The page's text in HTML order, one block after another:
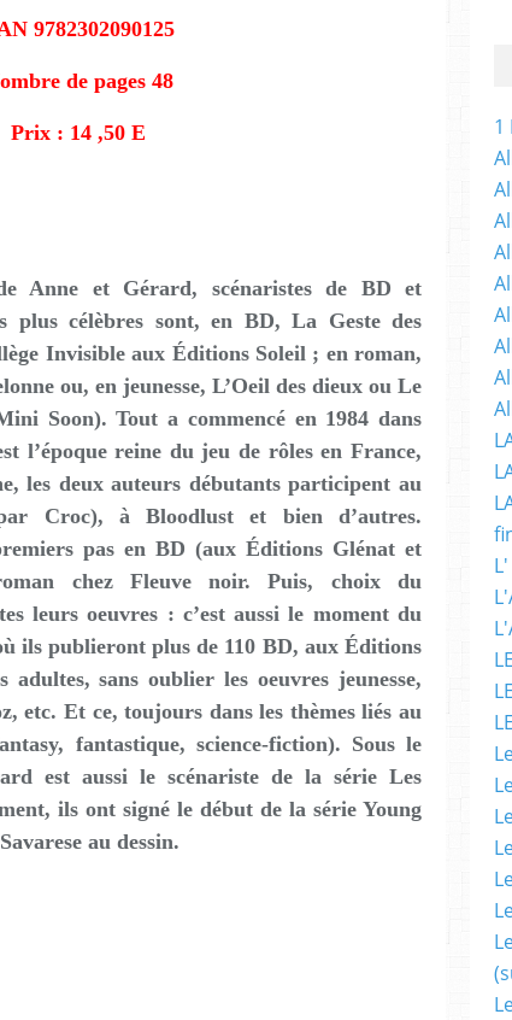
9782302090125
de pages 48
Prix : 14 ,50 E
Anne et Gérard, scénaristes de BD et
plus célèbres sont, en BD, La Geste des
Invisible aux Éditions Soleil ; en roman,
ou, en jeunesse, L’Oeil des dieux ou Le
Soon). Tout a commencé en 1984 dans
l’époque reine du jeu de rôles en France,
les deux auteurs débutants participent au
Croc), à Bloodlust et bien d’autres.
pas en BD (aux Éditions Glénat et
chez Fleuve noir. Puis, choix du
leurs oeuvres : c’est aussi le moment du
ils publieront plus de 110 BD, aux Éditions
sans oublier les oeuvres jeunesse,
etc. Et ce, toujours dans les thèmes liés au
fantastique, science-fiction). Sous le
est aussi le scénariste de la série Les
ils ont signé le début de la série Young
au dessin.
1